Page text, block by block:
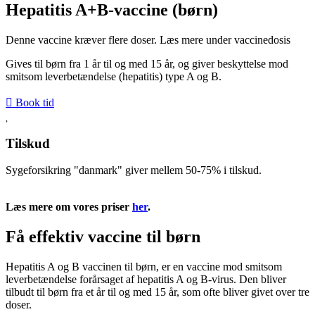
Hepatitis A+B-vaccine​ (børn)
Denne vaccine kræver flere doser. Læs mere under vaccinedosis
Gives til børn fra 1 år til og med 15 år, og giver beskyttelse mod
smitsom leverbetændelse (hepatitis) type A og B.
Book tid
Tilskud
Sygeforsikring "danmark" giver mellem 50-75% i tilskud.
Læs mere om vores priser her.
Få effektiv vaccine til børn
Hepatitis A og B vaccinen til børn, er en vaccine mod smitsom
leverbetændelse forårsaget af hepatitis A og B-virus. Den bliver
tilbudt til børn fra et år til og med 15 år, som ofte bliver givet over tre
doser.